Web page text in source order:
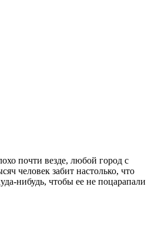
почти везде, любой город с
человек забит настолько, что
нибудь, чтобы ее не поцарапали